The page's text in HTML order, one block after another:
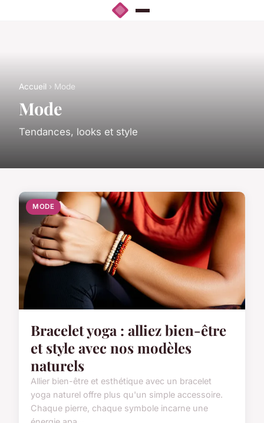
Accueil › Mode
Mode
Tendances, looks et style
MODE
Bracelet yoga : alliez bien-être
et style avec nos modèles
naturels
Allier bien-être et esthétique avec un bracelet
yoga naturel offre plus qu'un simple accessoire.
Chaque pierre, chaque symbole incarne une